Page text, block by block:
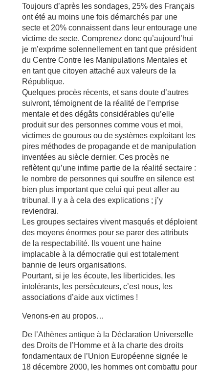
Toujours d’après les sondages, 25% des Français
ont été au moins une fois démarchés par une
secte et 20% connaissent dans leur entourage une
victime de secte. Comprenez donc qu’aujourd’hui
je m’exprime solennellement en tant que président
du Centre Contre les Manipulations Mentales et
en tant que citoyen attaché aux valeurs de la
République.
Quelques procès récents, et sans doute d’autres
suivront, témoignent de la réalité de l’emprise
mentale et des dégâts considérables qu’elle
produit sur des personnes comme vous et moi,
victimes de gourous ou de systèmes exploitant les
pires méthodes de propagande et de manipulation
inventées au siècle dernier. Ces procès ne
reflètent qu’une infime partie de la réalité sectaire :
le nombre de personnes qui souffre en silence est
bien plus important que celui qui peut aller au
tribunal. Il y a à cela des explications ; j’y
reviendrai.
Les groupes sectaires vivent masqués et déploient
des moyens énormes pour se parer des attributs
de la respectabilité. Ils vouent une haine
implacable à la démocratie qui est totalement
bannie de leurs organisations.
Pourtant, si je les écoute, les liberticides, les
intolérants, les persécuteurs, c’est nous, les
associations d’aide aux victimes !
Venons-en au propos…
De l’Athènes antique à la Déclaration Universelle
des Droits de l’Homme et à la charte des droits
fondamentaux de l’Union Européenne signée le
18 décembre 2000, les hommes ont combattu pour